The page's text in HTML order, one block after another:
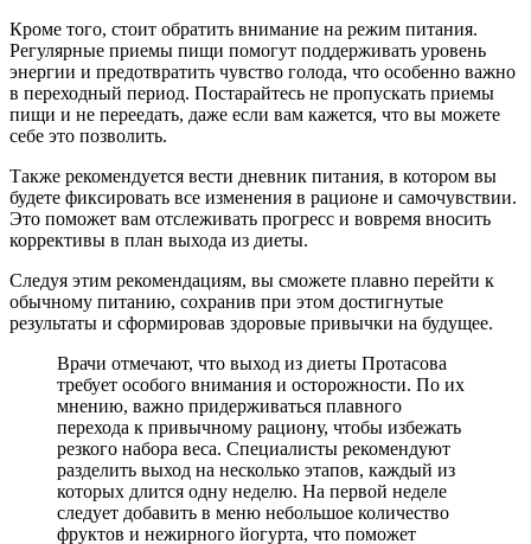
Кроме того, стоит обратить внимание на режим питания.
Регулярные приемы пищи помогут поддерживать уровень
энергии и предотвратить чувство голода, что особенно важно
в переходный период. Постарайтесь не пропускать приемы
пищи и не переедать, даже если вам кажется, что вы можете
себе это позволить.
Также рекомендуется вести дневник питания, в котором вы
будете фиксировать все изменения в рационе и самочувствии.
Это поможет вам отслеживать прогресс и вовремя вносить
коррективы в план выхода из диеты.
Следуя этим рекомендациям, вы сможете плавно перейти к
обычному питанию, сохранив при этом достигнутые
результаты и сформировав здоровые привычки на будущее.
Врачи отмечают, что выход из диеты Протасова
требует особого внимания и осторожности. По их
мнению, важно придерживаться плавного
перехода к привычному рациону, чтобы избежать
резкого набора веса. Специалисты рекомендуют
разделить выход на несколько этапов, каждый из
которых длится одну неделю. На первой неделе
следует добавить в меню небольшое количество
фруктов и нежирного йогурта, что поможет